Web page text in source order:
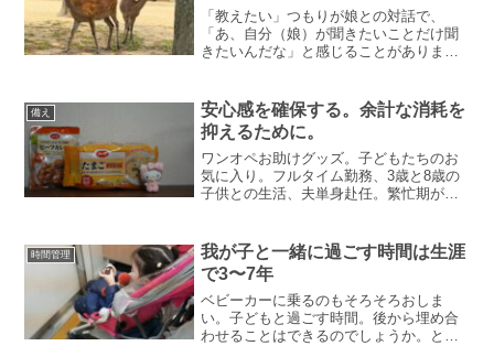
「教えたい」つもりが娘との対話で、
「あ、自分（娘）が聞きたいことだけ聞
きたいんだな」と感じることがありま
に話しているだけ。ただの「小言」に聞
こえます。といいつつも、親と...
備え
安心感を確保する。余計な消耗を
抑えるために。
ワンオペお助けグッズ。子どもたちのお
気に入り。フルタイム勤務、3歳と8歳の
子供との生活、夫単身赴任。繁忙期が半
はじめにしていることが、安心感の確保
です。不安が気力を消耗...
時間管理
我が子と一緒に過ごす時間は生涯
で3〜7年
ベビーカーに乗るのもそろそろおしま
い。子どもと過ごす時間。後から埋め合
わせることはできるのでしょうか。とあ